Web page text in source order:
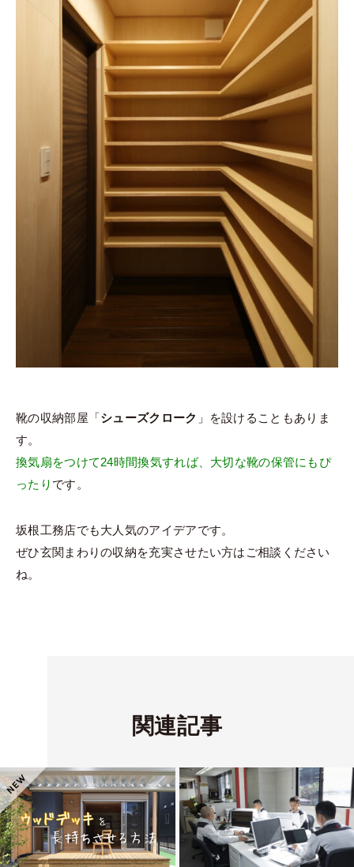
靴の収納部屋「シューズクローク 」を設けることもありま
す。
換気扇をつけて24時間換気すれば、大切な靴の保管にもぴ
ったり です。
坂根工務店でも大人気のアイデアです。
ぜひ玄関まわりの収納を充実させたい方はご相談ください
ね。
関連記事